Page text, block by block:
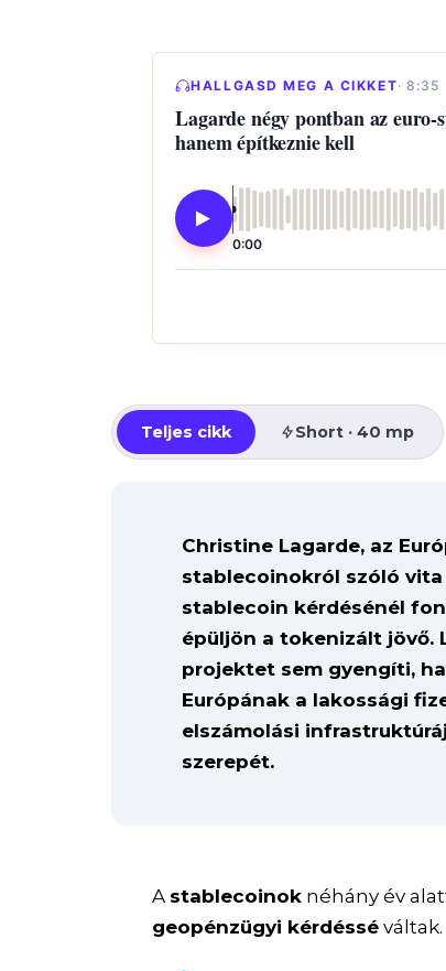
HALLGASD MEG A CIKKET· 8:35
Lagarde négy pontban az
hanem építkeznie kell
0:00
Teljes cikk Short · 40 mp
Christine Lagarde, az
stablecoinokról szóló
stablecoin kérdésénél
épüljön a tokenizált jövő.
projektet sem gyengíti,
Európának a lakossági
elszámolási
szerepét.
A stablecoinok néhány év
geopénzügyi kérdéssé váltak.